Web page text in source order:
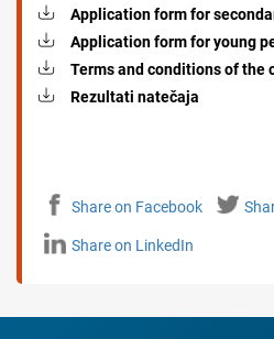
Application form for
Application form for young
Terms and conditions of the
Rezultati natečaja
Share on Facebook
Share on LinkedIn